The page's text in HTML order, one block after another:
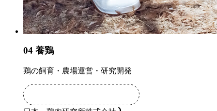
04 養鶏
鶏の飼育・農場運営・研究開発